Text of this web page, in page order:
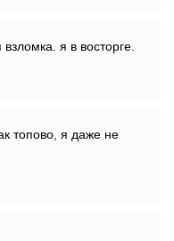
я в восторге.
топово, я даже не